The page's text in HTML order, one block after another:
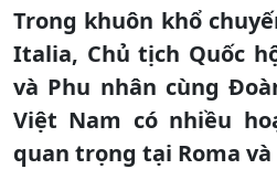
Trong khuôn khổ
Italia, Chủ tịch Quốc
và Phu nhân cùng
Việt Nam có nhiều
quan trọng tại Roma